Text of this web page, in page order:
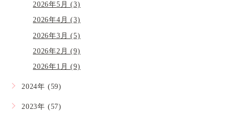
2026年5月 (3)
2026年4月 (3)
2026年3月 (5)
2026年2月 (9)
2026年1月 (9)
2024年 (59)
2023年 (57)